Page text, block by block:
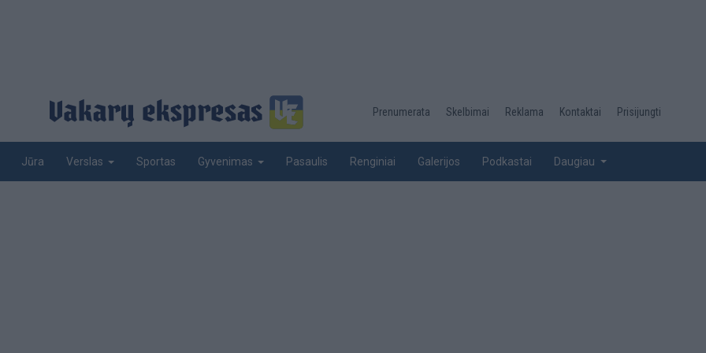
Desktop
top
Prenumerata Skelbimai Reklama Kontaktai Prisijungti
Jūra Verslas Sportas Gyvenimas Pasaulis Renginiai Galerijos Podkastai Daugiau